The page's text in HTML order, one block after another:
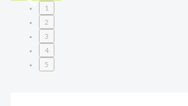
1
2
3
4
5